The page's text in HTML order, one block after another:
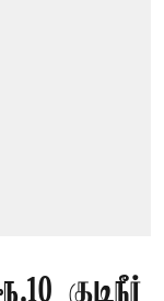
குடிநீர்